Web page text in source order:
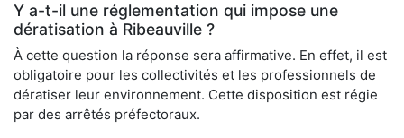
Y a-t-il une réglementation qui impose une
dératisation à Ribeauville ?
À cette question la réponse sera affirmative. En effet, il est
obligatoire pour les collectivités et les professionnels de
dératiser leur environnement. Cette disposition est régie
par des arrêtés préfectoraux.